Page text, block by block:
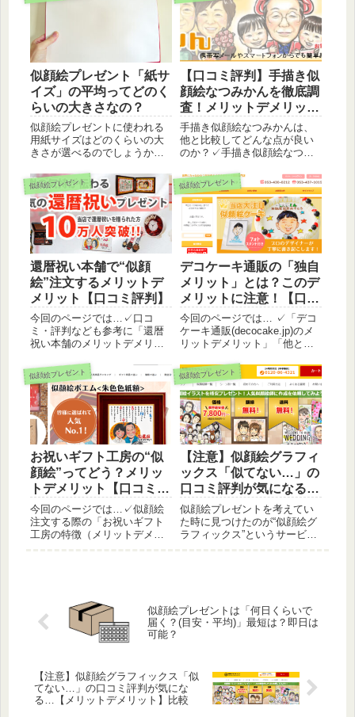
似顔絵プレゼント「紙サ
イズ」の平均ってどのく
らいの大きさなの？
似顔絵プレゼントに使われる
用紙サイズはどのくらいの大
きさが選べるのでしょうか？
うか？ここでは「似顔絵プレ
ゼントで使われている紙サイ
ズ」についてご紹介します。
【口コミ評判】手描き似
顔絵なつみかんを徹底調
査！メリットデメリット
って？【注意点】
手描き似顔絵なつみかんは、
他と比較してどんな点が良い
のか？✓手描き似顔絵なつみ
とに「特徴（メリットデメリ
ット）」そして「どんな人に
おすすめなのか？」という点
について紹介していきます。
似顔絵プレゼント
還暦祝い本舗で“似顔
絵”注文するメリットデ
メリット【口コミ評判】
今回のページでは…✓口コ
ミ・評判なども参考に「還暦
祝い本舗のメリットデメリッ
「還暦祝い本舗は、他より何
が良いのかハッキリ知りた
い…」という方は、ぜひ今回
の評価レビューを参考に検討
してみてください。
似顔絵プレゼント
デコケーキ通販の「独自
メリット」とは？このデ
メリットに注意！【口コ
ミ・評判】decocake.jp
今回のページでは… ✓「デコ
ケーキ通販(decocake.jp)のメ
リットデメリット」「他と比
ついて口コミ評判なども参考
に紹介していきます。
似顔絵プレゼント
お祝いギフト工房の“似
顔絵”ってどう？メリッ
トデメリット【口コミ評
判】
今回のページでは…✓似顔絵
注文する際の「お祝いギフト
工房の特徴（メリットデメリ
ー感想を参考にしてみてくだ
さい。
似顔絵プレゼント
【注意】似顔絵グラフィ
ックス「似てない…」の
口コミ評判が気になる…
【メリットデメリット】
比較
似顔絵プレゼントを考えてい
た時に見つけたのが“似顔絵グ
ラフィックス”というサービ
デメリット」を調べてみるこ
とにしたんです。
似顔絵プレゼントは「何日くらいで
届く？(目安・平均)」最短は？即日は
可能？
【注意】似顔絵グラフィックス「似
てない…」の口コミ評判が気にな
る…【メリットデメリット】比較